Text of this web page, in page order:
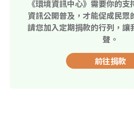
《環境資訊中心》需要你的
資訊公開普及，才能促成民眾
請您加入定期捐款的行列，讓
聲。
前往捐款